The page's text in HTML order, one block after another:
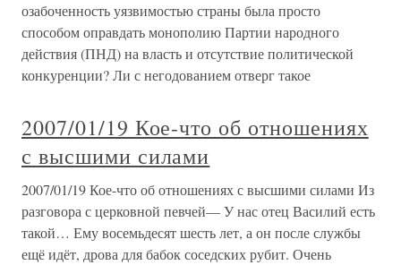
озабоченность уязвимостью страны была просто
способом оправдать монополию Партии народного
действия (ПНД) на власть и отсутствие политической
конкуренции? Ли с негодованием отверг такое
2007/01/19 Кое-что об отношениях
с высшими силами
2007/01/19 Кое-что об отношениях с высшими силами Из
разговора с церковной певчей— У нас отец Василий есть
такой… Ему восемьдесят шесть лет, а он после службы
ещё идёт, дрова для бабок соседских рубит. Очень